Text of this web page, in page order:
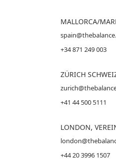
MALLORCA/
+34 871 249 003
ZÜRICH
+41 44 500 5111
LONDON,
+44 20 3996 1507